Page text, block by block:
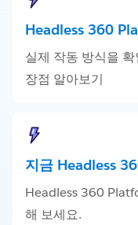
Headless 360
실제 작동 방식을
장점 알아보기
지금 Headless
Headless 360
해 보세요.